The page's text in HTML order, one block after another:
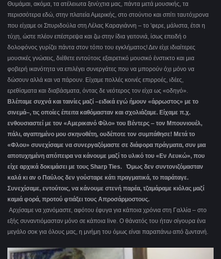
Θυμάμαι, ακόμα, τα ατέλειωτα ξενύχτια μας, πάντα μετά μουσικής, τα
περισσότερα εδώ, στην πλατεία Αμερικής, στο στούντιο και σπίτι ταυτόχρονα
που είχαμε οι Σπυριδούλα στη Λέλας Καραγιάννη – το 'φερε, μάλιστα, έτσι η
τύχη, ώστε πλέον επέστρεψα και ζω στην ίδια γειτονιά, ίσως επειδή ο
δολοφόνος γυρίζει πάντα στον τόπο του εγκλήματος! Δεν είχε ιδιαίτερες
μουσικές γνώσεις, διέθετε εντούτοις εξαιρετικό μουσικό ένστικτο και μια
φοβερή ικανότητα να επιλέγει συνεργάτες που να μπορούν όχι μόνο να
δώσουν αλλά και να πάρουν. Είχαμε πολλές κοινές επιρροές, ιδέες,
ερεθίσματα και διαβάσματα, όντας δε νεότερος τον είχα ως «οδηγό».
Βλέπαμε συχνά και ταινίες μαζί –ειδικά εγώ ήμουν «άρρωστος» με το
σινεμά‒, τις οποίες έπειτα καθόμασταν και σχολιάζαμε. Είχαμε π.χ.
ενθουσιαστεί με τον «Αμερικανό Φίλο» του Βέντερς ‒ τον Μπουνιουέλ,
πάλι, αγαπημένο μου σκηνοθέτη, ουδέποτε τον συμπάθησε! Μετά το
«Φλου» συνεχίσαμε να συνεργαζόμαστε σε διάφορα πράγματα, συν μια
αποτυχημένη απόπειρα να κάνουμε μαζί το υλικό του «Εν Λευκώ», που
είχε αρχικά δοκιμάσει με τους Sharp Ties. Όμως δεν συντονιζόμασταν
καλά κι αν ο Παύλος δεν γούσταρε κάτι πραγματικά, το παράταγε.
Συνεχίσαμε, εντούτοις, να κάνουμε στενή παρέα, τζαμάραμε κιόλας μαζί
καμιά φορά, προτού φτιάξει τους Απροσάρμοστους.
Αρχίσαμε να χανόμαστε, αφότου έφυγα για κάποια χρόνια στη Γαλλία – στο
εξής συναντιόμασταν μόνο σε κάποια live. Ο θάνατός του ήταν σίγουρα ένα
μεγάλο σοκ για όλους μας, η μνήμη του όμως είναι παραπάνω από ζωντανή.